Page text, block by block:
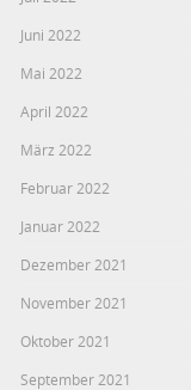
Juni 2022
Mai 2022
April 2022
März 2022
Februar 2022
Januar 2022
Dezember 2021
November 2021
Oktober 2021
September 2021